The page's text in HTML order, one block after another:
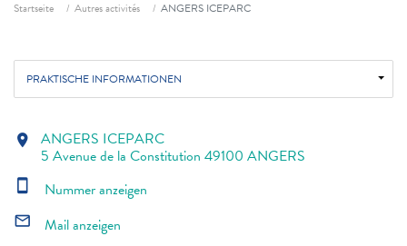
Startseite Autres activités ANGERS ICEPARC
PRAKTISCHE INFORMATIONEN
location_on ANGERS ICEPARC
5 Avenue de la Constitution 49100 ANGERS
smartphone Nummer anzeigen
mail_outline Mail anzeigen